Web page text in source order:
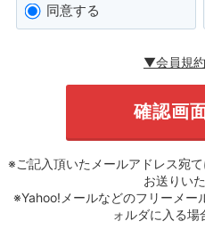
同意する
▼会員規
※ご記入頂いたメールアドレス宛
お送りい
※Yahoo!メールなどのフリーメー
ォルダに入る場